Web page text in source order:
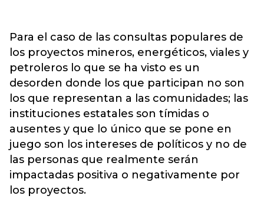
Para el caso de las consultas populares de
los proyectos mineros, energéticos, viales y
petroleros lo que se ha visto es un
desorden donde los que participan no son
los que representan a las comunidades; las
instituciones estatales son tímidas o
ausentes y que lo único que se pone en
juego son los intereses de políticos y no de
las personas que realmente serán
impactadas positiva o negativamente por
los proyectos.